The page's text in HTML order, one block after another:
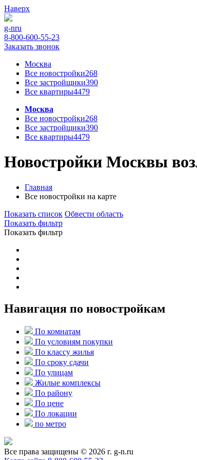
Наверх
g-nru
8-800-600-55-23
Заказать звонок
Москва
Все новостройки268
Все застройщики390
Все квартиры4479
Москва
Все новостройки268
Все застройщики390
Все квартиры4479
Новостройки Москвы
Главная
Все новостройки на карте
Показать список Обвести область
Показать фильтр
Показать фильтр
Навигация по новостройкам
По комнатам
По условиям покупки
По классу жилья
По сроку сдачи
По улицам
Жилые комплексы
По району
По цене
По локации
по метро
Все права защищены © 2026 г. g-n.ru